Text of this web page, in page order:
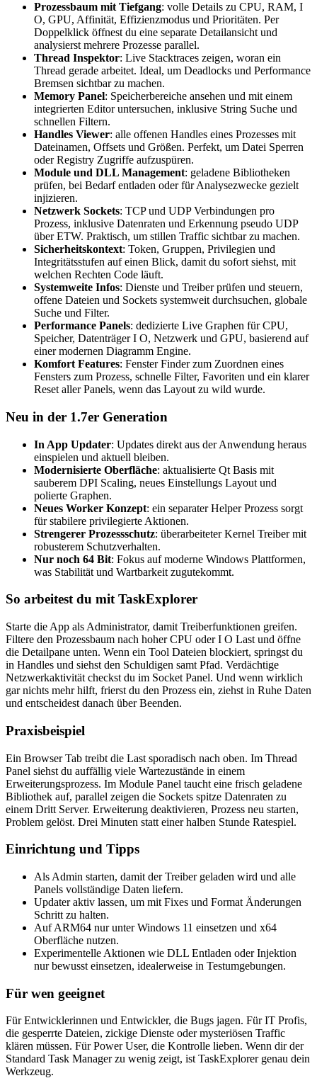
Prozessbaum mit Tiefgang: volle Details zu CPU, RAM, I
O, GPU, Affinität, Effizienzmodus und Prioritäten. Per
Doppelklick öffnest du eine separate Detailansicht und
analysierst mehrere Prozesse parallel.
Thread Inspektor: Live Stacktraces zeigen, woran ein
Thread gerade arbeitet. Ideal, um Deadlocks und Performance
Bremsen sichtbar zu machen.
Memory Panel: Speicherbereiche ansehen und mit einem
integrierten Editor untersuchen, inklusive String Suche und
schnellen Filtern.
Handles Viewer: alle offenen Handles eines Prozesses mit
Dateinamen, Offsets und Größen. Perfekt, um Datei Sperren
oder Registry Zugriffe aufzuspüren.
Module und DLL Management: geladene Bibliotheken
prüfen, bei Bedarf entladen oder für Analysezwecke gezielt
injizieren.
Netzwerk Sockets: TCP und UDP Verbindungen pro
Prozess, inklusive Datenraten und Erkennung pseudo UDP
über ETW. Praktisch, um stillen Traffic sichtbar zu machen.
Sicherheitskontext: Token, Gruppen, Privilegien und
Integritätsstufen auf einen Blick, damit du sofort siehst, mit
welchen Rechten Code läuft.
Systemweite Infos: Dienste und Treiber prüfen und steuern,
offene Dateien und Sockets systemweit durchsuchen, globale
Suche und Filter.
Performance Panels: dedizierte Live Graphen für CPU,
Speicher, Datenträger I O, Netzwerk und GPU, basierend auf
einer modernen Diagramm Engine.
Komfort Features: Fenster Finder zum Zuordnen eines
Fensters zum Prozess, schnelle Filter, Favoriten und ein klarer
Reset aller Panels, wenn das Layout zu wild wurde.
Neu in der 1.7er Generation
In App Updater: Updates direkt aus der Anwendung heraus
einspielen und aktuell bleiben.
Modernisierte Oberfläche: aktualisierte Qt Basis mit
sauberem DPI Scaling, neues Einstellungs Layout und
polierte Graphen.
Neues Worker Konzept: ein separater Helper Prozess sorgt
für stabilere privilegierte Aktionen.
Strengerer Prozessschutz: überarbeiteter Kernel Treiber mit
robusterem Schutzverhalten.
Nur noch 64 Bit: Fokus auf moderne Windows Plattformen,
was Stabilität und Wartbarkeit zugutekommt.
So arbeitest du mit TaskExplorer
Starte die App als Administrator, damit Treiberfunktionen greifen.
Filtere den Prozessbaum nach hoher CPU oder I O Last und öffne
die Detailpane unten. Wenn ein Tool Dateien blockiert, springst du
in Handles und siehst den Schuldigen samt Pfad. Verdächtige
Netzwerkaktivität checkst du im Socket Panel. Und wenn wirklich
gar nichts mehr hilft, frierst du den Prozess ein, ziehst in Ruhe Daten
und entscheidest danach über Beenden.
Praxisbeispiel
Ein Browser Tab treibt die Last sporadisch nach oben. Im Thread
Panel siehst du auffällig viele Wartezustände in einem
Erweiterungsprozess. Im Module Panel taucht eine frisch geladene
Bibliothek auf, parallel zeigen die Sockets spitze Datenraten zu
einem Dritt Server. Erweiterung deaktivieren, Prozess neu starten,
Problem gelöst. Drei Minuten statt einer halben Stunde Ratespiel.
Einrichtung und Tipps
Als Admin starten, damit der Treiber geladen wird und alle
Panels vollständige Daten liefern.
Updater aktiv lassen, um mit Fixes und Format Änderungen
Schritt zu halten.
Auf ARM64 nur unter Windows 11 einsetzen und x64
Oberfläche nutzen.
Experimentelle Aktionen wie DLL Entladen oder Injektion
nur bewusst einsetzen, idealerweise in Testumgebungen.
Für wen geeignet
Für Entwicklerinnen und Entwickler, die Bugs jagen. Für IT Profis,
die gesperrte Dateien, zickige Dienste oder mysteriösen Traffic
klären müssen. Für Power User, die Kontrolle lieben. Wenn dir der
Standard Task Manager zu wenig zeigt, ist TaskExplorer genau dein
Werkzeug.